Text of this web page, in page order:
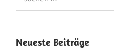
nach:
Neueste Beiträge